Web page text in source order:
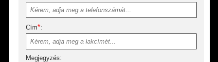
Cím*:
Megjegyzés: